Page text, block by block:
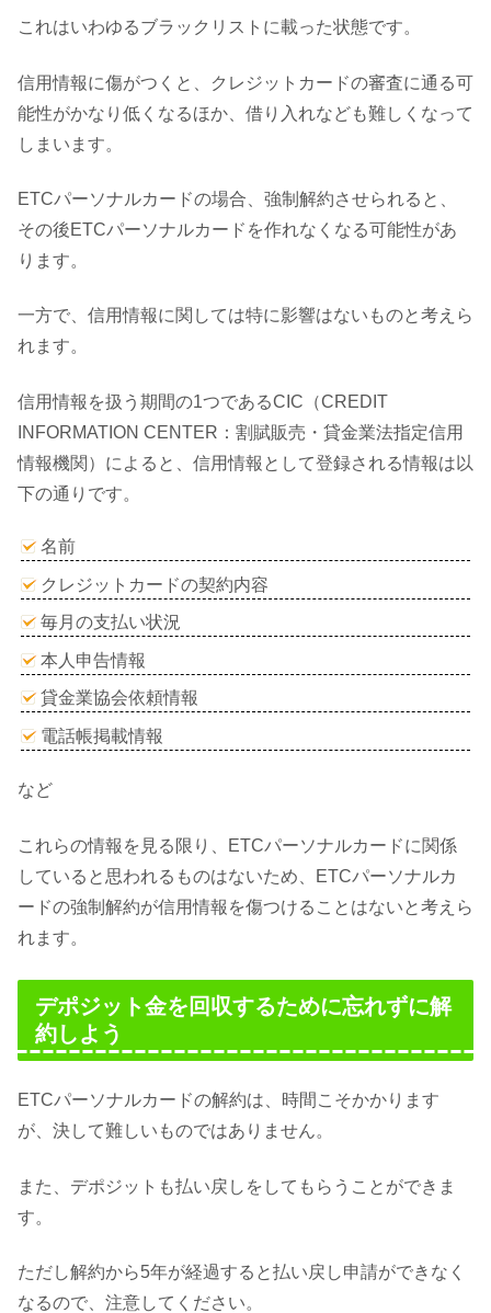
これはいわゆるブラックリストに載った状態です。
信用情報に傷がつくと、クレジットカードの審査に通る可
能性がかなり低くなるほか、借り入れなども難しくなって
しまいます。
ETCパーソナルカードの場合、強制解約させられると、
その後ETCパーソナルカードを作れなくなる可能性があ
ります。
一方で、信用情報に関しては特に影響はないものと考えら
れます。
信用情報を扱う期間の1つであるCIC（CREDIT
INFORMATION CENTER：割賦販売・貸金業法指定信用
情報機関）によると、信用情報として登録される情報は以
下の通りです。
名前
クレジットカードの契約内容
毎月の支払い状況
本人申告情報
貸金業協会依頼情報
電話帳掲載情報
など
これらの情報を見る限り、ETCパーソナルカードに関係
していると思われるものはないため、ETCパーソナルカ
ードの強制解約が信用情報を傷つけることはないと考えら
れます。
デポジット金を回収するために忘れずに解
約しよう
ETCパーソナルカードの解約は、時間こそかかります
が、決して難しいものではありません。
また、デポジットも払い戻しをしてもらうことができま
す。
ただし解約から5年が経過すると払い戻し申請ができなく
なるので、注意してください。